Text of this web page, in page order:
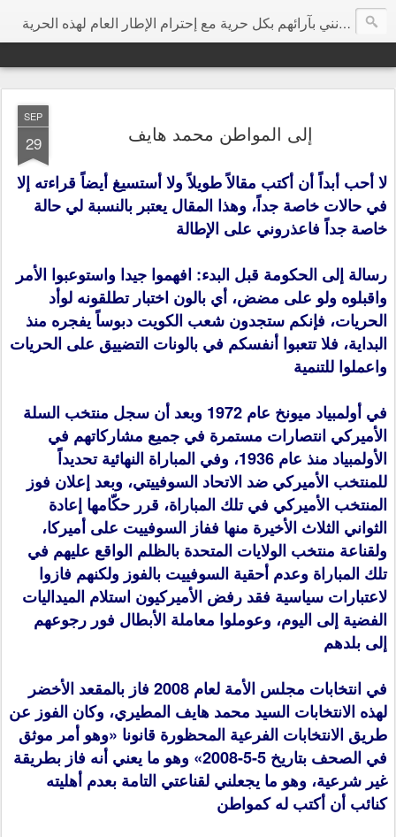
هي مساحة إرتأيت أن تكون مخصصة للتعبير عن الرأي بحرية مطلقة ودون تجريح شخصي، وأتمنى من كل الزوار الكرام أن يفيدونني بآرائهم بكل حرية مع إحترام الإطار العام لهذه الحرية
SEP
29 إلى المواطن محمد هايف
لا أحب أبداً أن أكتب مقالاً طويلاً ولا أستسيغ أيضاً قراءته إلا
في حالات خاصة جداً، وهذا المقال يعتبر بالنسبة لي حالة
خاصة جداً فاعذروني على الإطالة
رسالة إلى الحكومة قبل البدء: افهموا جيدا واستوعبوا الأمر
واقبلوه ولو على مضض، أي بالون اختبار تطلقونه لوأد
الحريات، فإنكم ستجدون شعب الكويت دبوساً يفجره منذ
البداية، فلا تتعبوا أنفسكم في بالونات التضييق على الحريات
واعملوا للتنمية
في أولمبياد ميونخ عام 1972 وبعد أن سجل منتخب السلة
الأميركي انتصارات مستمرة في جميع مشاركاتهم في
الأولمبياد منذ عام 1936، وفي المباراة النهائية تحديداً
للمنتخب الأميركي ضد الاتحاد السوفييتي، وبعد إعلان فوز
المنتخب الأميركي في تلك المباراة، قرر حكّامها إعادة
الثواني الثلاث الأخيرة منها ففاز السوفييت على أميركا،
ولقناعة منتخب الولايات المتحدة بالظلم الواقع عليهم في
تلك المباراة وعدم أحقية السوفييت بالفوز ولكنهم فازوا
لاعتبارات سياسية فقد رفض الأميركيون استلام الميداليات
الفضية إلى اليوم، وعوملوا معاملة الأبطال فور رجوعهم
إلى بلدهم
في انتخابات مجلس الأمة لعام 2008 فاز بالمقعد الأخضر
لهذه الانتخابات السيد محمد هايف المطيري، وكان الفوز عن
طريق الانتخابات الفرعية المحظورة قانونا «وهو أمر موثق
في الصحف بتاريخ 5-5-2008» وهو ما يعني أنه فاز بطريقة
غير شرعية، وهو ما يجعلني لقناعتي التامة بعدم أهليته
كنائب أن أكتب له كمواطن